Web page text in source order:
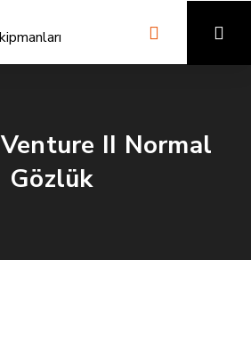
II Normal
Gözlük